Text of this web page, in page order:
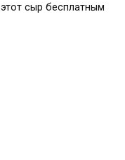
этот сыр бесплатным